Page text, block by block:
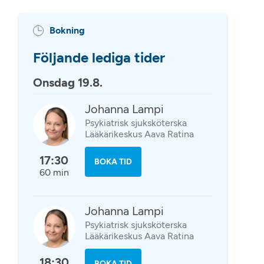
Bokning
Följande lediga tider
Onsdag 19.8.
17:30
60 min
Johanna Lampi
Psykiatrisk sjuksköterska
Lääkärikeskus Aava Ratina
BOKA TID
Johanna Lampi
Psykiatrisk sjuksköterska
Lääkärikeskus Aava Ratina